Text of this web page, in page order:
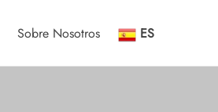
Sobre Nosotros ES